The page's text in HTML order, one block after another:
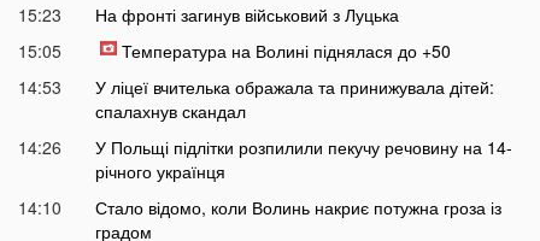
15:23
На фронті загинув військовий з Луцька
15:05
Температура на Волині піднялася до +50
14:53
У ліцеї вчителька ображала та принижувала дітей:
спалахнув скандал
14:26
У Польщі підлітки розпилили пекучу речовину на 14-
річного українця
14:10
Стало відомо, коли Волинь накриє потужна гроза із
градом